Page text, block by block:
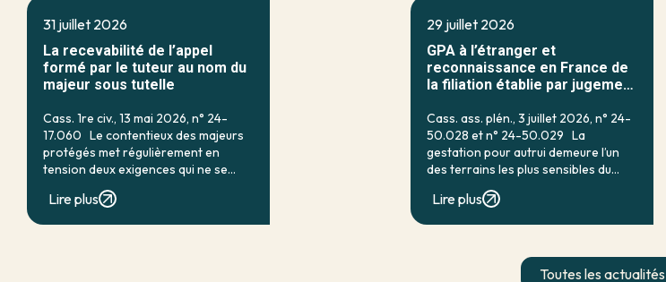
31 juillet 2026
La recevabilité de l’appel
formé par le tuteur au nom du
majeur sous tutelle
Cass. 1re civ., 13 mai 2026, n° 24-
17.060 Le contentieux des majeurs
protégés met régulièrement en
tension deux exigences qui ne se
recouvrent qu’imparfaitement : d’un
côté, la nécessité d’assurer une
Lire plus
29 juillet 2026
GPA à l’étranger et
reconnaissance en France de
la filiation établie par jugement
Cass. ass. plén., 3 juillet 2026, n° 24-
50.028 et n° 24-50.029 La
gestation pour autrui demeure l’un
des terrains les plus sensibles du
droit français de la filiation. Prohibée
en droit interne par l’article 16-7 du
Lire plus
Toutes les actualités